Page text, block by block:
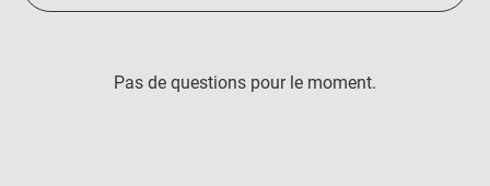
Pas de questions pour le moment.